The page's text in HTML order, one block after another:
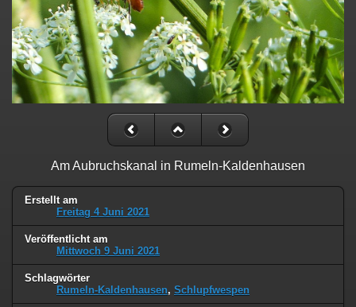
Am Aubruchskanal in Rumeln-Kaldenhausen
Erstellt am
Freitag 4 Juni 2021
Veröffentlicht am
Mittwoch 9 Juni 2021
Schlagwörter
Rumeln-Kaldenhausen, Schlupfwespen